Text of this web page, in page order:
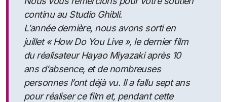
continu au Studio Ghibli.
L’année dernière, nous avons sorti en
juillet « How Do You Live », le dernier film
du réalisateur Hayao Miyazaki après 10
ans d’absence, et de nombreuses
personnes l’ont déjà vu. Il a fallu sept ans
pour réaliser ce film et, pendant cette